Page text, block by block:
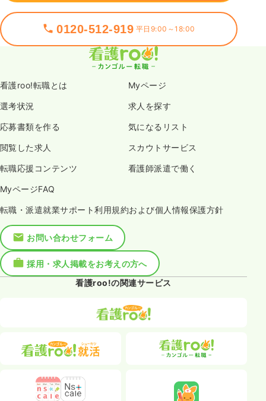
0120-512-919 平日9:00～18:00
看護roo!転職とは Myページ
選考状況 求人を探す
応募書類を作る 気になるリスト
閲覧した求人 スカウトサービス
転職応援コンテンツ 看護師派遣で働く
MyページFAQ
転職・派遣就業サポート利用規約および個人情報保護方針
お問い合わせフォーム
採用・求人掲載をお考えの方へ
看護roo!の関連サービス